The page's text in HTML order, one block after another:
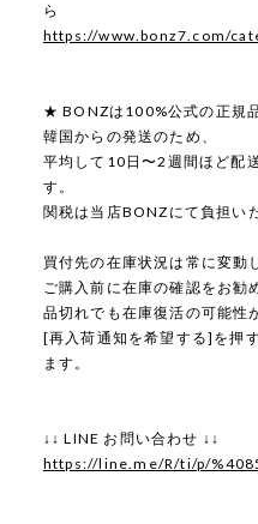
ら
https://www.bonz7.com/
★ BONZは100%公式の正規
韓国からの発送のため、
平均して10日〜2週間ほど配
す。
関税は当店BONZにて負担い
買付先の在庫状況は常に変動
ご購入前に在庫の確認をお勧
品切れでも在庫復活の可能性
[再入荷通知を希望する]を押
ます。
↓↓ LINE お問い合わせ ↓↓
https://line.me/R/ti/p/